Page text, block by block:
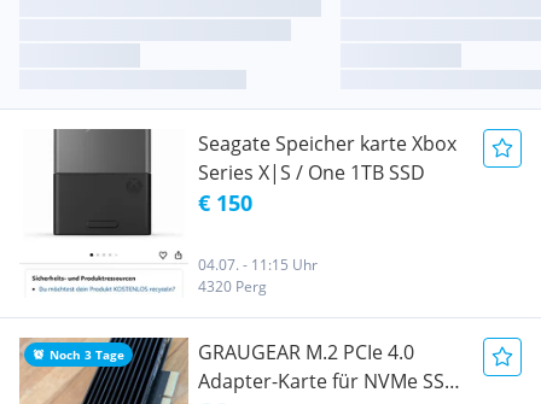
Seagate Speicher karte Xbox
Series X|S / One 1TB SSD
€ 150
04.07. - 11:15 Uhr
4320 Perg
Noch 3 Tage
GRAUGEAR M.2 PCIe 4.0
Adapter-Karte für NVMe SSD,